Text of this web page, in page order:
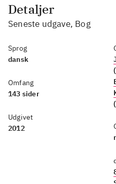
Detaljer
Seneste udgave, Bog
Sprog
dansk
Omfang
143 sider
Udgivet
2012